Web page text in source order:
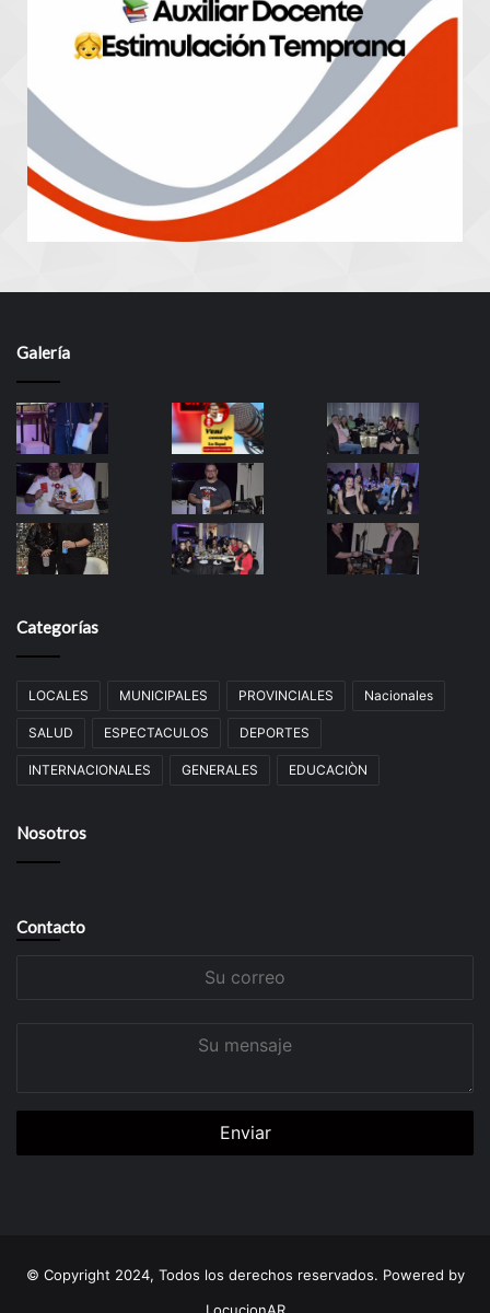
Galería
Categorías
LOCALES MUNICIPALES PROVINCIALES Nacionales
SALUD ESPECTACULOS DEPORTES
INTERNACIONALES GENERALES EDUCACIÒN
Nosotros
Contacto
© Copyright 2024, Todos los derechos reservados. Powered by